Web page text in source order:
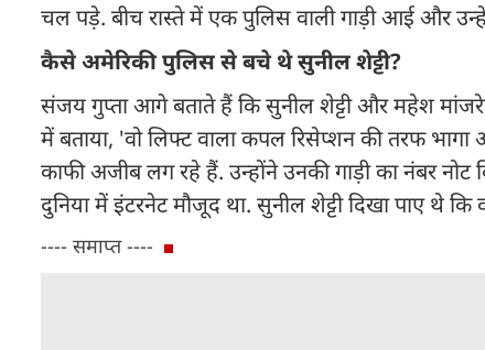
चल पड़े. बीच रास्ते में एक पुलिस वाली गाड़ी आई और
कैसे अमेरिकी पुलिस से बचे थे सुनील शेट्टी?
संजय गुप्ता आगे बताते हैं कि सुनील शेट्टी और महेश
में बताया, 'वो लिफ्ट वाला कपल रिसेप्शन की तरफ
काफी अजीब लग रहे हैं. उन्होंने उनकी गाड़ी का नंबर
दुनिया में इंटरनेट मौजूद था. सुनील शेट्टी दिखा पाए थे
---- समाप्त ----